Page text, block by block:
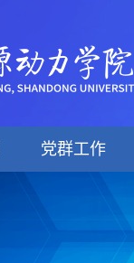
党群工作